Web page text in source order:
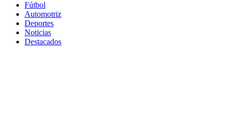
Fútbol
Automotriz
Deportes
Noticias
Destacados